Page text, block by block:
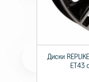
Диски
ET43